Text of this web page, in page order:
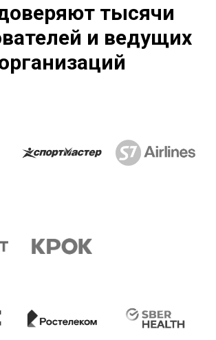
тысячи
и ведущих
на демо-встречу.
и покажем платформу.